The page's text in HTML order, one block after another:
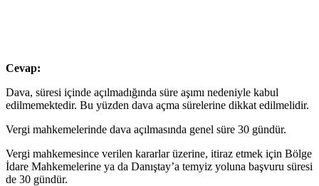
Cevap:
Dava, süresi içinde açılmadığında süre aşımı nedeniyle kabul
edilmemektedir. Bu yüzden dava açma sürelerine dikkat edilmelidir.
Vergi mahkemelerinde dava açılmasında genel süre 30 gündür.
Vergi mahke­mesince verilen kararlar üzerine, itiraz etmek için Bölge
İdare Mahkemelerine ya da Danıştay’a temyiz yoluna başvuru süresi
de 30 gündür.